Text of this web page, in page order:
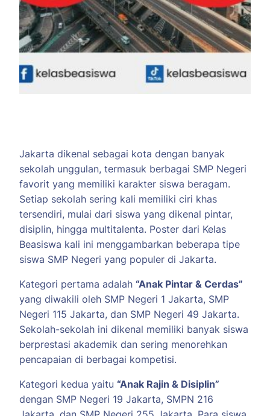
Jakarta dikenal sebagai kota dengan banyak
sekolah unggulan, termasuk berbagai SMP Negeri
favorit yang memiliki karakter siswa beragam.
Setiap sekolah sering kali memiliki ciri khas
tersendiri, mulai dari siswa yang dikenal pintar,
disiplin, hingga multitalenta. Poster dari Kelas
Beasiswa kali ini menggambarkan beberapa tipe
siswa SMP Negeri yang populer di Jakarta.
Kategori pertama adalah “Anak Pintar & Cerdas”
yang diwakili oleh SMP Negeri 1 Jakarta, SMP
Negeri 115 Jakarta, dan SMP Negeri 49 Jakarta.
Sekolah-sekolah ini dikenal memiliki banyak siswa
berprestasi akademik dan sering menorehkan
pencapaian di berbagai kompetisi.
Kategori kedua yaitu “Anak Rajin & Disiplin”
dengan SMP Negeri 19 Jakarta, SMPN 216